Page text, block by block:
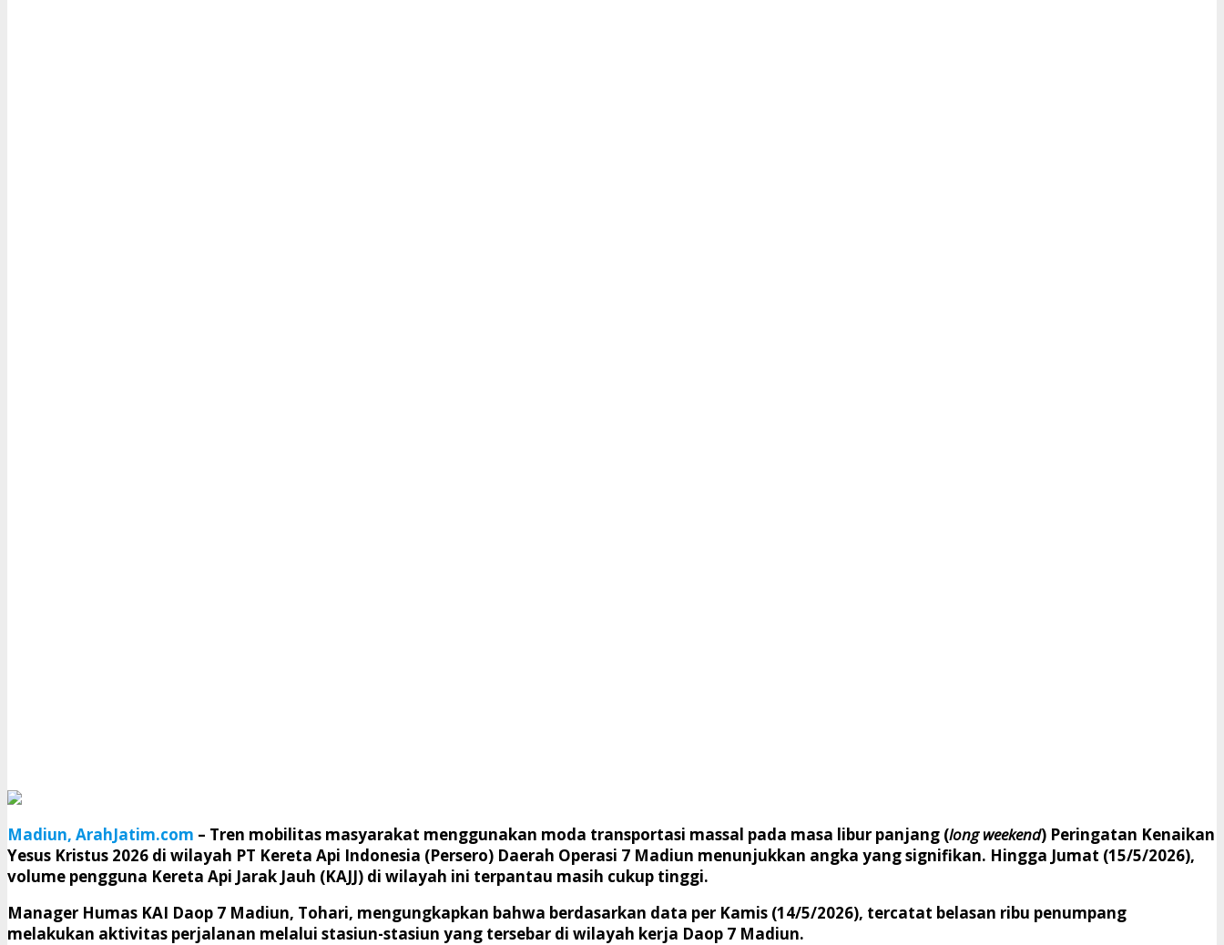
Madiun, ArahJatim.com – Tren mobilitas masyarakat menggunakan moda transportasi massal pada masa libur panjang (long weekend) Peringatan Kenaikan
Yesus Kristus 2026 di wilayah PT Kereta Api Indonesia (Persero) Daerah Operasi 7 Madiun menunjukkan angka yang signifikan. Hingga Jumat (15/5/2026),
volume pengguna Kereta Api Jarak Jauh (KAJJ) di wilayah ini terpantau masih cukup tinggi.
​Manager Humas KAI Daop 7 Madiun, Tohari, mengungkapkan bahwa berdasarkan data per Kamis (14/5/2026), tercatat belasan ribu penumpang
melakukan aktivitas perjalanan melalui stasiun-stasiun yang tersebar di wilayah kerja Daop 7 Madiun.